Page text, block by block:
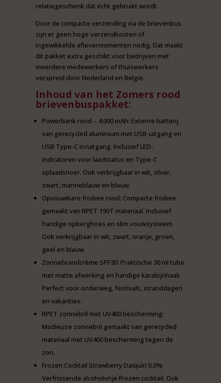
relatiegeschenk dat écht gebruikt wordt.
Door de compacte verzending via de brievenbus
zijn er geen hoge verzendkosten of
ingewikkelde aflevermomenten nodig. Dat maakt
dit pakket extra geschikt voor bedrijven met
meerdere medewerkers of thuiswerkers
verspreid door Nederland en België.
Inhoud van het Zomers rood
brievenbuspakket:
Powerbank rood – 4.000 mAh: Externe batterij
van gerecycled aluminium met USB-uitgang en
USB Type-C in/uitgang. Inclusief LED-
indicatoren voor laadstatus en Type-C
oplaadsnoer. Ook verkrijgbaar in wit, zilver,
zwart, marineblauw en blauw.
Opvouwbare frisbee rood: Compacte frisbee
gemaakt van RPET 190T materiaal. Inclusief
handige opberghoes en slim vouwsysteem.
Ook verkrijgbaar in wit, zwart, oranje, groen,
geel en blauw.
Zonnebrandcrème SPF30: Praktische 30 ml tube
met matte afwerking en handige karabijnhaak.
Perfect voor onderweg, festivals, stranddagen
en vakanties.
RPET zonnebril met UV400 bescherming:
Modieuze zonnebril gemaakt van gerecycled
materiaal met UV400 bescherming tegen de
zon.
Frozen Cocktail Strawberry Daiquiri 0.0%:
Verfrissende alcoholvrije Frozen cocktail. Ook